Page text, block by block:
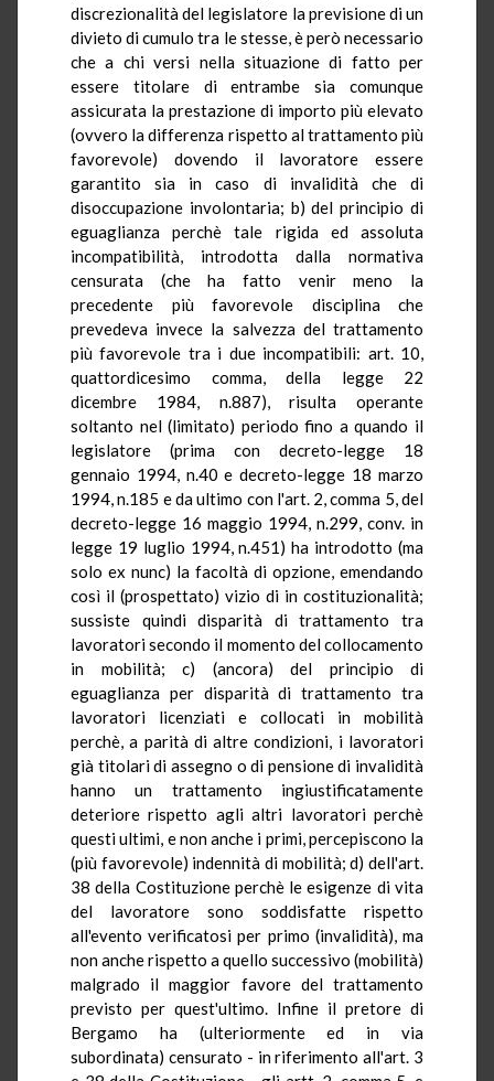
discrezionalità del legislatore la previsione di un
divieto di cumulo tra le stesse, è però necessario
che a chi versi nella situazione di fatto per
essere titolare di entrambe sia comunque
assicurata la prestazione di importo più elevato
(ovvero la differenza rispetto al trattamento più
favorevole) dovendo il lavoratore essere
garantito sia in caso di invalidità che di
disoccupazione involontaria; b) del principio di
eguaglianza perchè tale rigida ed assoluta
incompatibilità, introdotta dalla normativa
censurata (che ha fatto venir meno la
precedente più favorevole disciplina che
prevedeva invece la salvezza del trattamento
più favorevole tra i due incompatibili: art. 10,
quattordicesimo comma, della legge 22
dicembre 1984, n.887), risulta operante
soltanto nel (limitato) periodo fino a quando il
legislatore (prima con decreto-legge 18
gennaio 1994, n.40 e decreto-legge 18 marzo
1994, n.185 e da ultimo con l'art. 2, comma 5, del
decreto-legge 16 maggio 1994, n.299, conv. in
legge 19 luglio 1994, n.451) ha introdotto (ma
solo ex nunc) la facoltà di opzione, emendando
così il (prospettato) vizio di in costituzionalità;
sussiste quindi disparità di trattamento tra
lavoratori secondo il momento del collocamento
in mobilità; c) (ancora) del principio di
eguaglianza per disparità di trattamento tra
lavoratori licenziati e collocati in mobilità
perchè, a parità di altre condizioni, i lavoratori
già titolari di assegno o di pensione di invalidità
hanno un trattamento ingiustificatamente
deteriore rispetto agli altri lavoratori perchè
questi ultimi, e non anche i primi, percepiscono la
(più favorevole) indennità di mobilità; d) dell'art.
38 della Costituzione perchè le esigenze di vita
del lavoratore sono soddisfatte rispetto
all'evento verificatosi per primo (invalidità), ma
non anche rispetto a quello successivo (mobilità)
malgrado il maggior favore del trattamento
previsto per quest'ultimo. Infine il pretore di
Bergamo ha (ulteriormente ed in via
subordinata) censurato - in riferimento all'art. 3